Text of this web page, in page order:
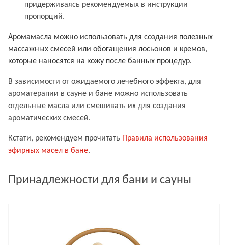
придерживаясь рекомендуемых в инструкции
пропорций.
Аромамасла можно использовать для создания полезных
массажных смесей или обогащения лосьонов и кремов,
которые наносятся на кожу после банных процедур.
В зависимости от ожидаемого лечебного эффекта, для
ароматерапии в сауне и бане можно использовать
отдельные масла или смешивать их для создания
ароматических смесей.
Кстати, рекомендуем прочитать Правила использования
эфирных масел в бане.
Принадлежности для бани и сауны